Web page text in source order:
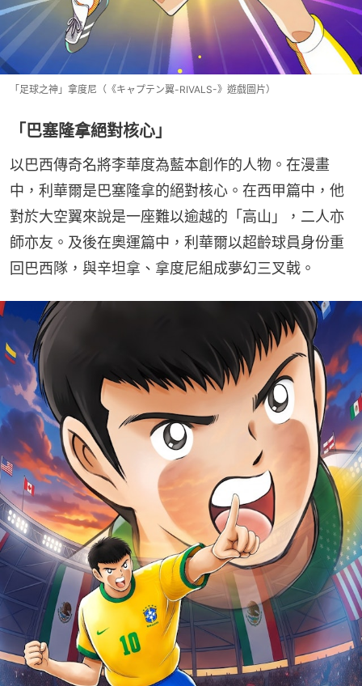
「足球之神」拿度尼（《キャプテン翼-RIVALS-》遊戲圖片）
「巴塞隆拿絕對核心」
以巴西傳奇名將李華度為藍本創作的人物。在漫畫
中，利華爾是巴塞隆拿的絕對核心。在西甲篇中，他
對於大空翼來說是一座難以逾越的「高山」，二人亦
師亦友。及後在奧運篇中，利華爾以超齡球員身份重
回巴西隊，與辛坦拿、拿度尼組成夢幻三叉戟。